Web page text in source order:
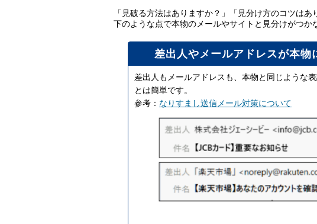
「見破る方法はありますか？」「見分け方のコツは
下のような点で本物のメールやサイトと見分けがつか
差出人やメールアドレスが本物
差出人もメールアドレスも、本物と同じような
とは簡単です。
参考： なりすまし送信メール対策について